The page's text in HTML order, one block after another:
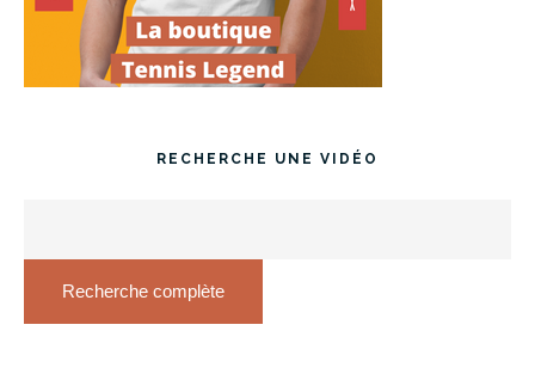
RECHERCHE UNE VIDÉO
Recherche complète